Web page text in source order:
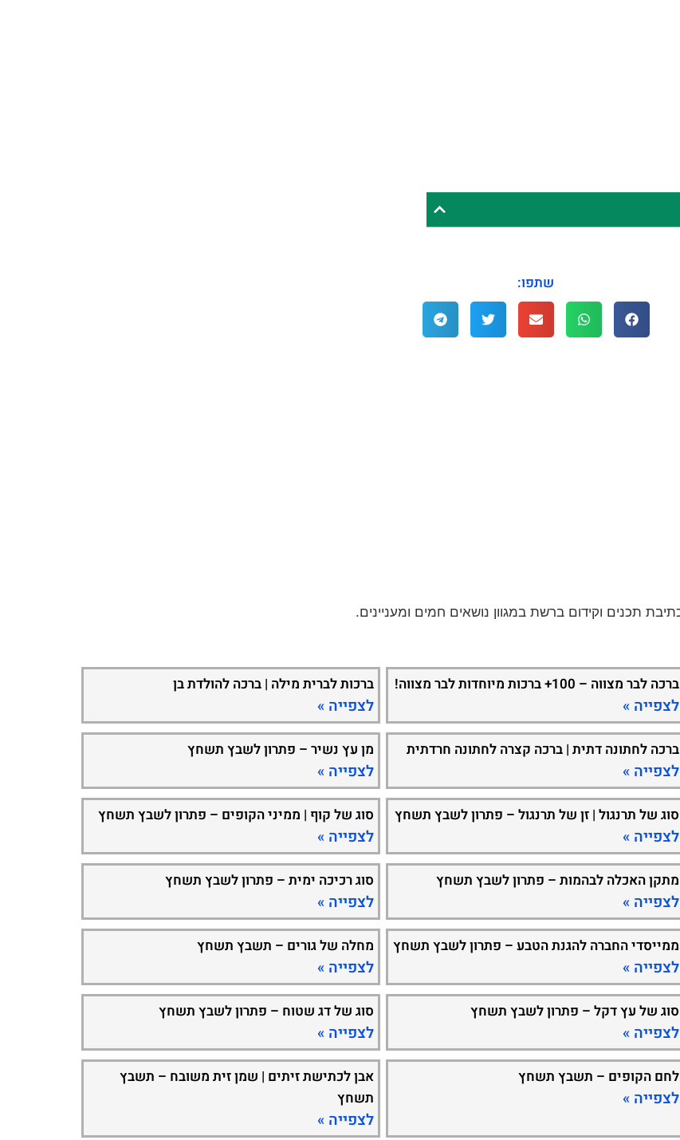
שתפו:
ברכה לבר מצווה – 100+ ברכות מיוחדות לבר מצווה!
לצפייה »
ברכות לברית מילה | ברכה להולדת בן
לצפייה »
ברכה לחתונה דתית | ברכה קצרה לחתונה חרדתית
לצפייה »
מן עץ נשיר – פתרון לשבץ תשחץ
לצפייה »
סוג של תרנגול | זן של תרנגול – פתרון לשבץ תשחץ
לצפייה »
סוג של קוף | ממיני הקופים – פתרון לשבץ תשחץ
לצפייה »
מתקן האכלה לבהמות – פתרון לשבץ תשחץ
לצפייה »
סוג רכיכה ימית – פתרון לשבץ תשחץ
לצפייה »
ממייסדי החברה להגנת הטבע – פתרון לשבץ תשחץ
לצפייה »
מחלה של גורים – תשבץ תשחץ
לצפייה »
סוג של עץ דקל – פתרון לשבץ תשחץ
לצפייה »
סוג של דג שטוח – פתרון לשבץ תשחץ
לצפייה »
לחם הקופים – תשבץ תשחץ
לצפייה »
אבן לכתישת זיתים | שמן זית משובח – תשבץ
תשחץ
לצפייה »